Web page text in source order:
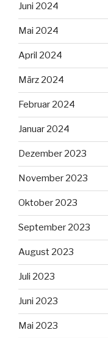
Juni 2024
Mai 2024
April 2024
März 2024
Februar 2024
Januar 2024
Dezember 2023
November 2023
Oktober 2023
September 2023
August 2023
Juli 2023
Juni 2023
Mai 2023